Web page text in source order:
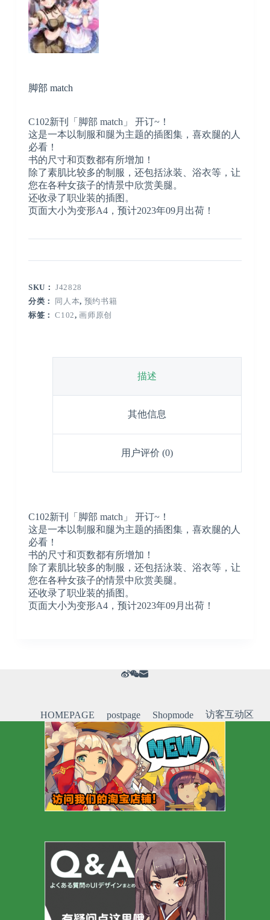
脚部 match
C102新刊「脚部 match」 开订~！
这是一本以制服和腿为主题的插图集，喜欢腿的人
必看！
书的尺寸和页数都有所增加！
除了素肌比较多的制服，还包括泳装、浴衣等，让
您在各种女孩子的情景中欣赏美腿。
还收录了职业装的插图。
页面大小为变形A4，预计2023年09月出荷！
SKU：J42828
分类： 同人本, 预约书籍
标签：C102,画师原创
描述
其他信息
用户评价 (0)
C102新刊「脚部 match」 开订~！
这是一本以制服和腿为主题的插图集，喜欢腿的人
必看！
书的尺寸和页数都有所增加！
除了素肌比较多的制服，还包括泳装、浴衣等，让
您在各种女孩子的情景中欣赏美腿。
还收录了职业装的插图。
页面大小为变形A4，预计2023年09月出荷！
HOMEPAGE postpage Shopmode 访客互动区